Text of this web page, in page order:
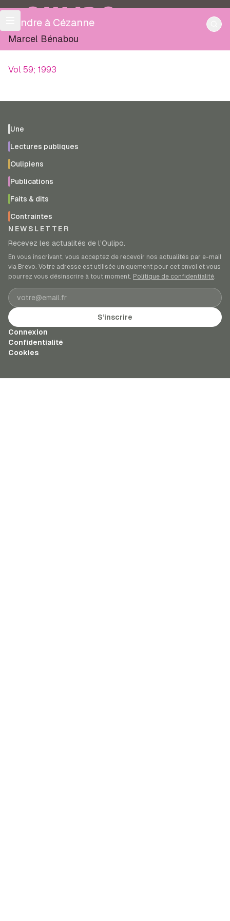
OULIPO
Rendre à Cézanne
Marcel Bénabou
Vol 59; 1993
Une
Lectures publiques
Oulipiens
Publications
Faits & dits
Contraintes
NEWSLETTER
Recevez les actualités de l’Oulipo.
En vous inscrivant, vous acceptez de recevoir nos actualités par e-mail
via Brevo. Votre adresse est utilisée uniquement pour cet envoi et vous
pourrez vous désinscrire à tout moment. Politique de confidentialité.
Adresse e-mail
S’inscrire
Connexion
Confidentialité
Cookies